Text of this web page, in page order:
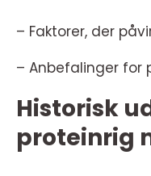
– Faktorer, der
– Anbefalinger for
Historisk
proteinrig